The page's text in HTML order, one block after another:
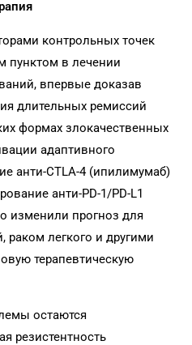
контрольных точек
пунктом в лечении
впервые доказав
длительных ремиссий
формах злокачественных
адаптивного
анти-CTLA-4 (ипилимумаб)
анти-PD-1/PD-L1
изменили прогноз для
легкого и другими
терапевтическую
остаются
резистентность